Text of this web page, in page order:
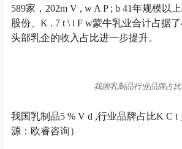
589家，202m V , w A P ; b 41年规模以
股份、 K . 7 t \ i F w蒙牛乳业合计占据了
头部乳企的收入占比进一步提升。
我国乳制品行业品牌占比
我国乳制品5 % V d ,行业品牌占比K C t
源：欧睿咨询）